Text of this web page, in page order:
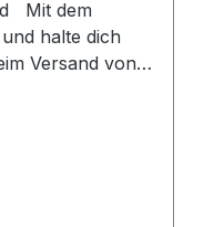
Mit dem
halte dich
Versand von